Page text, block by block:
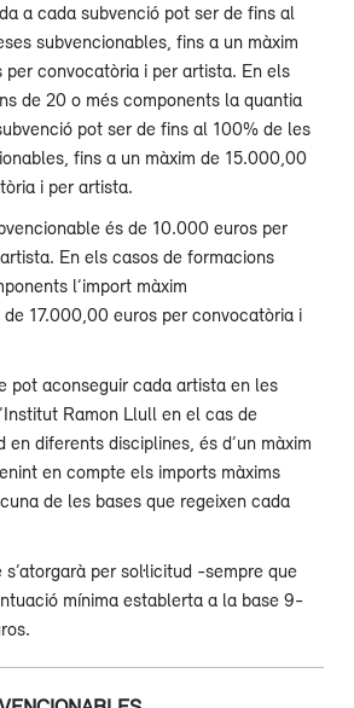
a cada subvenció pot ser de fins al
subvencionables, fins a un màxim
convocatòria i per artista. En els
de 20 o més components la quantia
pot ser de fins al 100% de les
fins a un màxim de 15.000,00
i per artista.
és de 10.000 euros per
En els casos de formacions
l’import màxim
17.000,00 euros per convocatòria i
pot aconseguir cada artista en les
Ramon Llull en el cas de
en diferents disciplines, és d’un màxim
en compte els imports màxims
de les bases que regeixen cada
s’atorgarà per sol·licitud -sempre que
mínima establerta a la base 9-